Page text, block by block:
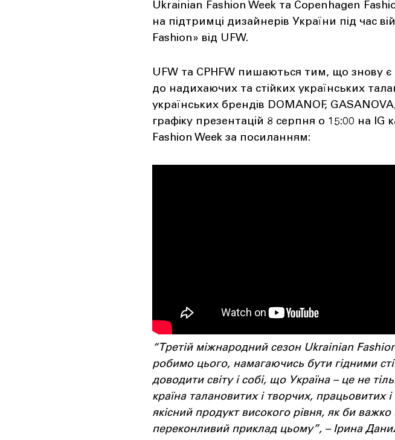
Ukrainian Fashion Week та Copenhagen
на підтримці дизайнерів України під час
Fashion» від UFW.
UFW та CPHFW пишаються тим, що знову
до надихаючих та стійких українських
українських брендів DOMANOF,
графіку презентацій 8 серпня о 15:00 на IG
Fashion Week за посиланням:
“Третій міжнародний сезон Ukrainian
робимо цього, намагаючись бути гідними
доводити світу і собі, що Україна – це не
країна талановитих і творчих, працьовитих
якісний продукт високого рівня, як би
переконливий приклад цьому”, – Ірина